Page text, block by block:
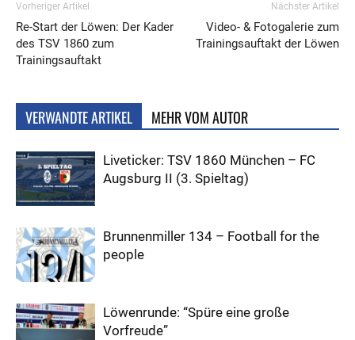
Vorheriger Artikel
Re-Start der Löwen: Der Kader
des TSV 1860 zum
Trainingsauftakt
Nächster Artikel
Video- & Fotogalerie zum
Trainingsauftakt der Löwen
VERWANDTE ARTIKEL MEHR VOM AUTOR
Liveticker: TSV 1860 München – FC
Augsburg II (3. Spieltag)
Brunnenmiller 134 – Football for the
people
Löwenrunde: “Spüre eine große
Vorfreude”